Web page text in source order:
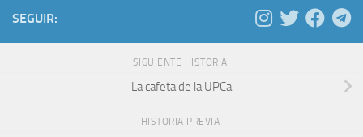
SEGUIR:
SIGUIENTE HISTORIA
La cafeta de la UPCa
HISTORIA PREVIA